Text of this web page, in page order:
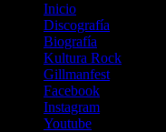
Inicio
Discografía
Biografía
Kultura Rock
Gillmanfest
Facebook
Instagram
Youtube